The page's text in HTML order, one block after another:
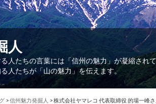
人
人たちの言葉には「信州の魅力」が凝縮され
人たちが「山の魅力」を伝えます。
>信州魅力発掘人 >株式会社ヤマレコ 代表取締役 的場一峰